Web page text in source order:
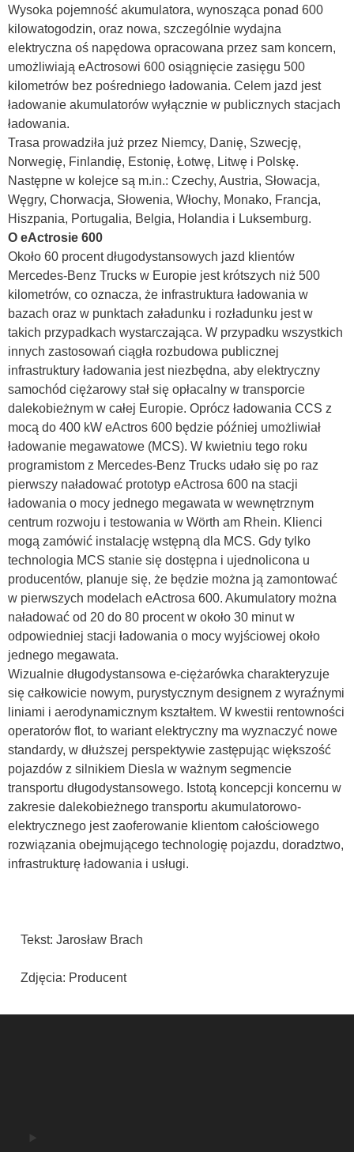
Wysoka pojemność akumulatora, wynosząca ponad 600
kilowatogodzin, oraz nowa, szczególnie wydajna
elektryczna oś napędowa opracowana przez sam koncern,
umożliwiają eActrosowi 600 osiągnięcie zasięgu 500
kilometrów bez pośredniego ładowania. Celem jazd jest
ładowanie akumulatorów wyłącznie w publicznych stacjach
ładowania.
Trasa prowadziła już przez Niemcy, Danię, Szwecję,
Norwegię, Finlandię, Estonię, Łotwę, Litwę i Polskę.
Następne w kolejce są m.in.: Czechy, Austria, Słowacja,
Węgry, Chorwacja, Słowenia, Włochy, Monako, Francja,
Hiszpania, Portugalia, Belgia, Holandia i Luksemburg.
O eActrosie 600
Około 60 procent długodystansowych jazd klientów
Mercedes-Benz Trucks w Europie jest krótszych niż 500
kilometrów, co oznacza, że infrastruktura ładowania w
bazach oraz w punktach załadunku i rozładunku jest w
takich przypadkach wystarczająca. W przypadku wszystkich
innych zastosowań ciągła rozbudowa publicznej
infrastruktury ładowania jest niezbędna, aby elektryczny
samochód ciężarowy stał się opłacalny w transporcie
dalekobieżnym w całej Europie. Oprócz ładowania CCS z
mocą do 400 kW eActros 600 będzie później umożliwiał
ładowanie megawatowe (MCS). W kwietniu tego roku
programistom z Mercedes-Benz Trucks udało się po raz
pierwszy naładować prototyp eActrosa 600 na stacji
ładowania o mocy jednego megawata w wewnętrznym
centrum rozwoju i testowania w Wörth am Rhein. Klienci
mogą zamówić instalację wstępną dla MCS. Gdy tylko
technologia MCS stanie się dostępna i ujednolicona u
producentów, planuje się, że będzie można ją zamontować
w pierwszych modelach eActrosa 600. Akumulatory można
naładować od 20 do 80 procent w około 30 minut w
odpowiedniej stacji ładowania o mocy wyjściowej około
jednego megawata.
Wizualnie długodystansowa e-ciężarówka charakteryzuje
się całkowicie nowym, purystycznym designem z wyraźnymi
liniami i aerodynamicznym kształtem. W kwestii rentowności
operatorów flot, to wariant elektryczny ma wyznaczyć nowe
standardy, w dłuższej perspektywie zastępując większość
pojazdów z silnikiem Diesla w ważnym segmencie
transportu długodystansowego. Istotą koncepcji koncernu w
zakresie dalekobieżnego transportu akumulatorowo-
elektrycznego jest zaoferowanie klientom całościowego
rozwiązania obejmującego technologię pojazdu, doradztwo,
infrastrukturę ładowania i usługi.
Tekst: Jarosław Brach
Zdjęcia: Producent